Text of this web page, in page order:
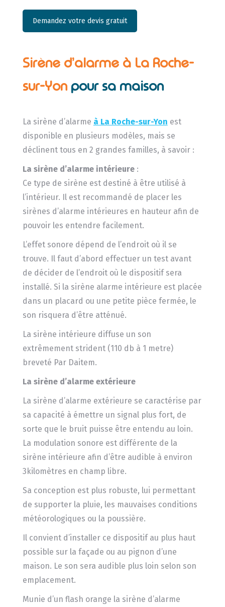
Demandez votre devis gratuit
Sirène d’alarme à La Roche-
sur-Yon pour sa maison
La sirène d’alarme à La Roche-sur-Yon est
disponible en plusieurs modèles, mais se
déclinent tous en 2 grandes familles, à savoir :
La sirène d’alarme intérieure:
Ce type de sirène est destiné à être utilisé à
l’intérieur. Il est recommandé de placer les
sirènes d’alarme intérieures en hauteur afin de
pouvoir les entendre facilement.
L’effet sonore dépend de l’endroit où il se
trouve. Il faut d’abord effectuer un test avant
de décider de l’endroit où le dispositif sera
installé. Si la sirène alarme intérieure est placée
dans un placard ou une petite pièce fermée, le
son risquera d’être atténué.
La sirène intérieure diffuse un son
extrêmement strident (110 db à 1 metre)
breveté Par Daitem.
La sirène d’alarme extérieure
La sirène d’alarme extérieure se caractérise par
sa capacité à émettre un signal plus fort, de
sorte que le bruit puisse être entendu au loin.
La modulation sonore est différente de la
sirène intérieure afin d’être audible à environ
3kilomètres en champ libre.
Sa conception est plus robuste, lui permettant
de supporter la pluie, les mauvaises conditions
météorologiques ou la poussière.
Il convient d’installer ce dispositif au plus haut
possible sur la façade ou au pignon d’une
maison. Le son sera audible plus loin selon son
emplacement.
Munie d’un flash orange la sirène d’alarme